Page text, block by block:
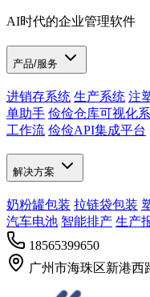
AI时代的企业管理软件
产品/服务
进销存系统 生产系统 注
单助手 俭俭仓库可视化
工作流 俭俭API集成平台
解决方案
奶粉罐包装 拉链袋包装
汽车电池 智能排产 生产
18565399650
广州市海珠区新港西